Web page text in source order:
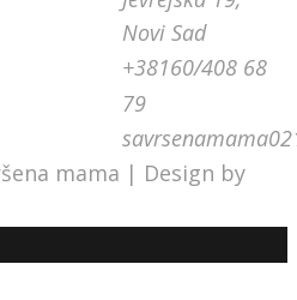
Novi Sad
+38160/408 68
79
mama | Design by